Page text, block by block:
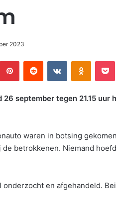
2023
PinterestReddit VKontakteOdnoklassniki
Pocket
26 september tegen 21.15
waren in botsing
betrokkenen. Niemand
en afgehandeld.